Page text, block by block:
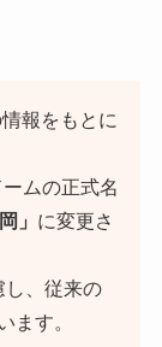
報をもとに
ムの正式名
」 に変更さ
し、従来の
ます。